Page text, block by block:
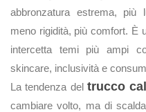
abbronzatura estrema, più
meno rigidità, più comfort. È
intercetta temi più ampi
skincare, inclusività e
La tendenza del trucco
cambiare volto, ma di